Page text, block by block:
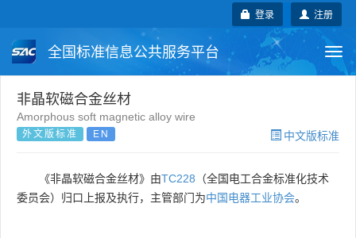
注册
登录
全国标准信息公共服务平台
国家标准
团体标准 国际标准
国外标准 技术委员会
非晶软磁合金丝材
Amorphous soft magnetic alloy wire
外文版标准 EN 中文版标准
《非晶软磁合金丝材》由TC228 （全国电工合金标准化技术
委员会）归口上报及执行，主管部门为中国电器工业协会。